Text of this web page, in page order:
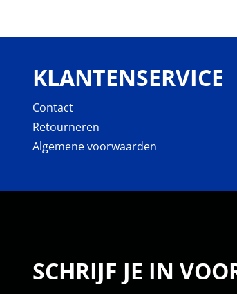
KLANTENSERVICE
Contact
Retourneren
Algemene voorwaarden
SCHRIJF JE IN